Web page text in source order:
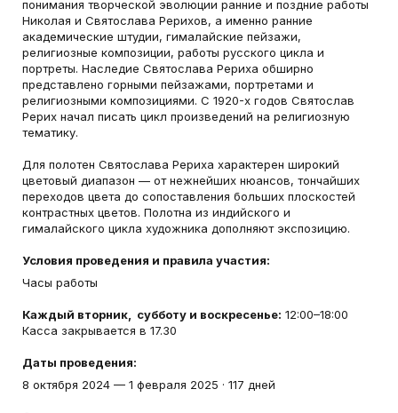
понимания творческой эволюции ранние и поздние работы
Николая и Святослава Рерихов, а именно ранние
академические штудии, гималайские пейзажи,
религиозные композиции, работы русского цикла и
портреты. Наследие Святослава Рериха обширно
представлено горными пейзажами, портретами и
религиозными композициями. С 1920-х годов Святослав
Рерих начал писать цикл произведений на религиозную
тематику.
Для полотен Святослава Рериха характерен широкий
цветовый диапазон — от нежнейших нюансов, тончайших
переходов цвета до сопоставления больших плоскостей
контрастных цветов. Полотна из индийского и
гималайского цикла художника дополняют экспозицию.
Условия проведения и правила участия:
Часы работы
Каждый вторник, субботу и воскресенье: 12:00–18:00
Касса закрывается в 17.30
Даты проведения:
8 октября 2024 — 1 февраля 2025 · 117 дней